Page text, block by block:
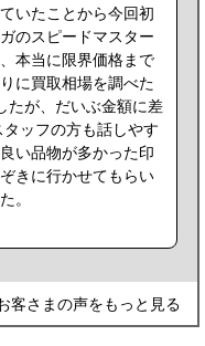
いたことから今回初
のスピードマスター
本当に限界価格まで
に買取相場を調べた
たが、だいぶ金額に差
ッフの方も話しやす
い品物が多かった印
きに行かせてもらい
。
客さまの声をもっと見る